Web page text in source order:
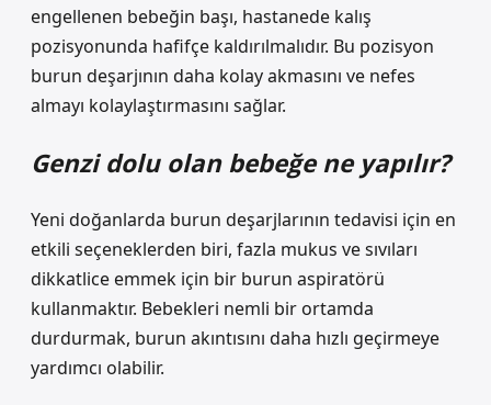
engellenen bebeğin başı, hastanede kalış
pozisyonunda hafifçe kaldırılmalıdır. Bu pozisyon
burun deşarjının daha kolay akmasını ve nefes
almayı kolaylaştırmasını sağlar.
Genzi dolu olan bebeğe ne yapılır?
Yeni doğanlarda burun deşarjlarının tedavisi için en
etkili seçeneklerden biri, fazla mukus ve sıvıları
dikkatlice emmek için bir burun aspiratörü
kullanmaktır. Bebekleri nemli bir ortamda
durdurmak, burun akıntısını daha hızlı geçirmeye
yardımcı olabilir.